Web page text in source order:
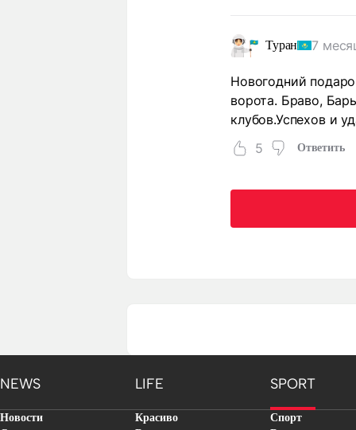
Туран 7
Новогодний
ворота. Браво,
клубов.Успехов и
5
Ответить
NEWS LIFE SPORT
Новости
Красиво
Спорт